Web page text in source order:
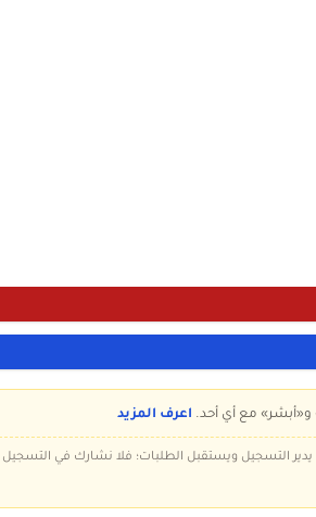
و«أبشر» مع أي أحد. اعرف المزيد
يدير التسجيل ويستقبل الطلبات؛ فلا نشارك في التسجيل